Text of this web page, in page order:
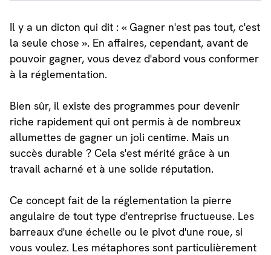
Il y a un dicton qui dit : « Gagner n'est pas tout, c'est
la seule chose ». En affaires, cependant, avant de
pouvoir gagner, vous devez d'abord vous conformer
à la réglementation.
Bien sûr, il existe des programmes pour devenir
riche rapidement qui ont permis à de nombreux
allumettes de gagner un joli centime. Mais un
succès durable ? Cela s'est mérité grâce à un
travail acharné et à une solide réputation.
Ce concept fait de la réglementation la pierre
angulaire de tout type d'entreprise fructueuse. Les
barreaux d'une échelle ou le pivot d'une roue, si
vous voulez. Les métaphores sont particulièrement